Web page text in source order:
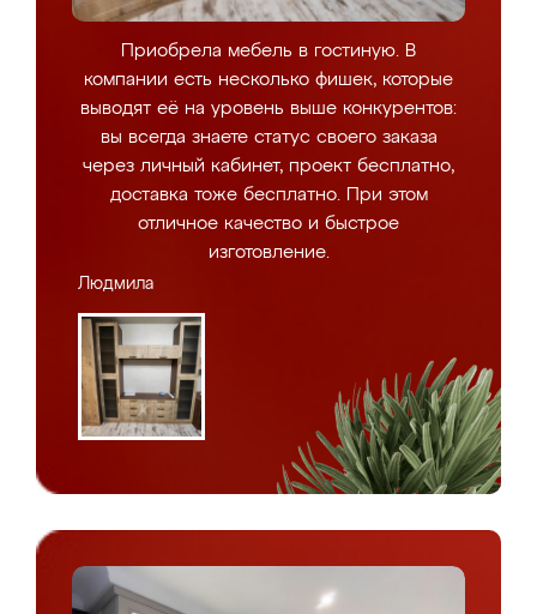
Приобрела мебель в гостиную. В
компании есть несколько фишек, которые
выводят её на уровень выше конкурентов:
вы всегда знаете статус своего заказа
через личный кабинет, проект бесплатно,
доставка тоже бесплатно. При этом
отличное качество и быстрое
изготовление.
Людмила